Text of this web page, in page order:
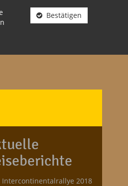
Bestätigen
Intercontinentalrallye 2018